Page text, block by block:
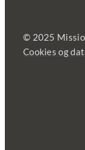
© 2025
Cookies og